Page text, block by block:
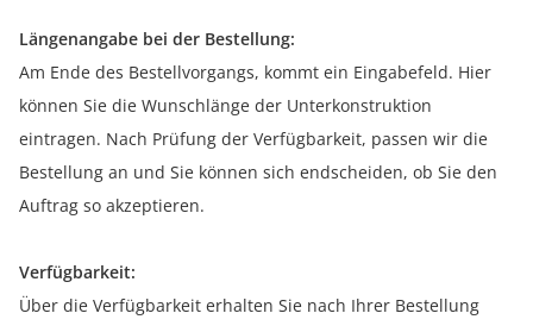
Längenangabe bei der Bestellung:
Am Ende des Bestellvorgangs, kommt ein Eingabefeld. Hier
können Sie die Wunschlänge der Unterkonstruktion
eintragen. Nach Prüfung der Verfügbarkeit, passen wir die
Bestellung an und Sie können sich endscheiden, ob Sie den
Auftrag so akzeptieren.
Verfügbarkeit:
Über die Verfügbarkeit erhalten Sie nach Ihrer Bestellung